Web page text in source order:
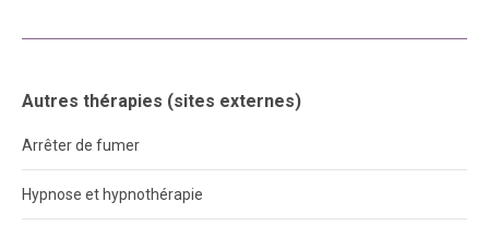
Autres thérapies (sites externes)
Arrêter de fumer
Hypnose et hypnothérapie